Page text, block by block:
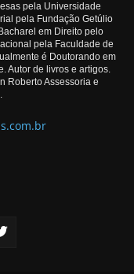
pela Universidade
pela Fundação Getúlio
em Direito pelo
pela Faculdade de
é Doutorando em
Autor de livros e artigos.
Roberto Assessoria e